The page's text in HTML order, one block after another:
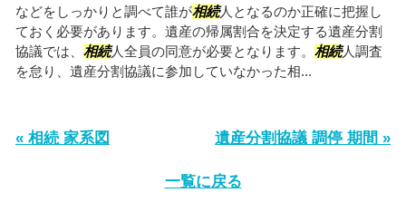
などをしっかりと調べて誰が相続人となるのか正確に把握し
ておく必要があります。遺産の帰属割合を決定する遺産分割
協議では、 相続人全員の同意が必要となります。 相続人調査
を怠り、遺産分割協議に参加していなかった相...
« 相続 家系図 遺産分割協議 調停 期間 »
一覧に戻る